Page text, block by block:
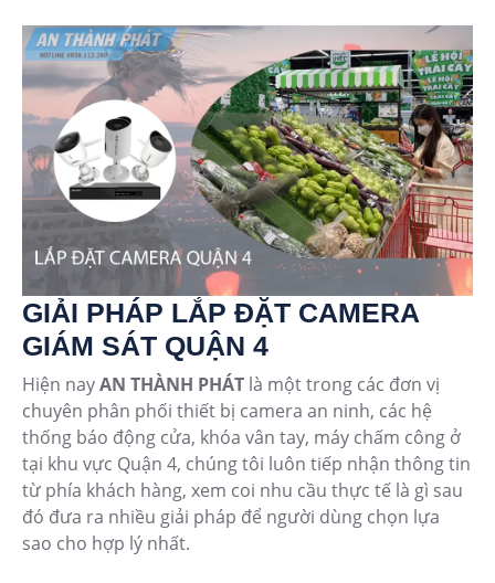
GIẢI PHÁP LẮP ĐẶT CAMERA
GIÁM SÁT QUẬN 4
Hiện nayAN THÀNH PHÁT là một trong các đơn vị
chuyên phân phối thiết bị camera an ninh, các hệ
thống báo động cửa, khóa vân tay, máy chấm công ở
tại khu vực Quận 4, chúng tôi luôn tiếp nhận thông tin
từ phía khách hàng, xem coi nhu cầu thực tế là gì sau
đó đưa ra nhiều giải pháp để người dùng chọn lựa
sao cho hợp lý nhất.